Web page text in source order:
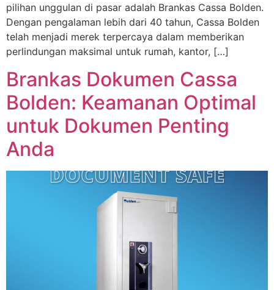
pilihan unggulan di pasar adalah Brankas Cassa Bolden.
Dengan pengalaman lebih dari 40 tahun, Cassa Bolden
telah menjadi merek terpercaya dalam memberikan
perlindungan maksimal untuk rumah, kantor, […]
Brankas Dokumen Cassa
Bolden: Keamanan Optimal
untuk Dokumen Penting
Anda